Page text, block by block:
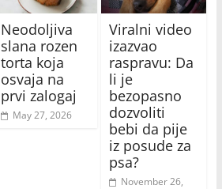
Neodoljiva
slana rozen
torta koja
osvaja na
prvi zalogaj
May 27, 2026
Viralni video
izazvao
raspravu: Da
li je
bezopasno
dozvoliti
bebi da pije
iz posude za
psa?
November 26,